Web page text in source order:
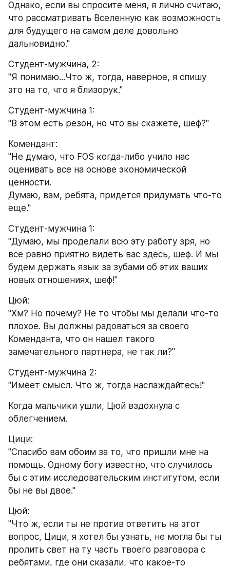
Однако, если вы спросите меня, я лично считаю,
что рассматривать Вселенную как возможность
для будущего на самом деле довольно
дальновидно."
Студент-мужчина, 2:
"Я понимаю...Что ж, тогда, наверное, я спишу
это на то, что я близорук."
Студент-мужчина 1:
"В этом есть резон, но что вы скажете, шеф?"
Комендант:
"Не думаю, что FOS когда-либо учило нас
оценивать все на основе экономической
ценности.
Думаю, вам, ребята, придется придумать что-то
еще."
Студент-мужчина 1:
"Думаю, мы проделали всю эту работу зря, но
все равно приятно видеть вас здесь, шеф. И мы
будем держать язык за зубами об этих ваших
новых отношениях, шеф!"
Цюй:
"Хм? Но почему? Не то чтобы мы делали что-то
плохое. Вы должны радоваться за своего
Коменданта, что он нашел такого
замечательного партнера, не так ли?"
Студент-мужчина 2:
"Имеет смысл. Что ж, тогда наслаждайтесь!"
Когда мальчики ушли, Цюй вздохнула с
облегчением.
Цици:
"Спасибо вам обоим за то, что пришли мне на
помощь. Одному богу известно, что случилось
бы с этим исследовательским институтом, если
бы не вы двое."
Цюй:
"Что ж, если ты не против ответить на этот
вопрос, Цици, я хотел бы узнать, не могла бы ты
пролить свет на ту часть твоего разговора с
ребятами, где они сказали, что какое-то